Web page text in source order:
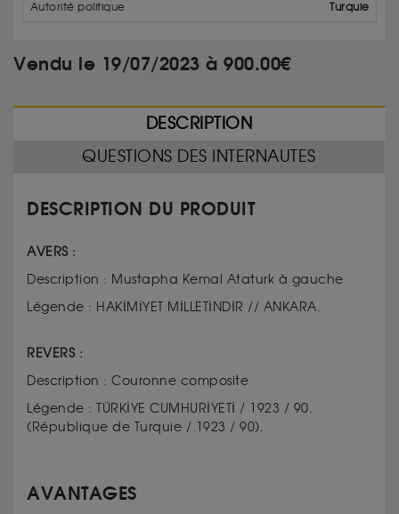
Autorité politique Turquie
Vendu le 19/07/2023 à 900.00€
DESCRIPTION
QUESTIONS DES INTERNAUTES
DESCRIPTION DU PRODUIT
AVERS :
Description : Mustapha Kemal Ataturk à gauche
Légende : HAKİMİYET MİLLETİNDİR // ANKARA.
REVERS :
Description : Couronne composite
Légende : TÜRKİYE CUMHURİYETİ / 1923 / 90.
(République de Turquie / 1923 / 90).
AVANTAGES